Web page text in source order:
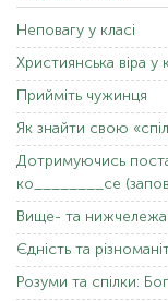
Неповагу у класі
Християнська віра у
Прийміть чужинця
Як знайти свою
Дотримуючись
ко________се
Вище- та
Єдність та
Розуми та спілки: